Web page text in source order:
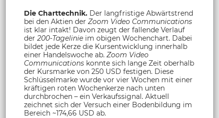
Die Charttechnik. Der langfristige Abwärtstrend
bei den Aktien der Zoom Video Communications
ist klar intakt! Davon zeugt der fallende Verlauf
der 200-Tagelinie im obigen Wochenchart. Dabei
bildet jede Kerze die Kursentwicklung innerhalb
einer Handelswoche ab. Zoom Video
Communications konnte sich lange Zeit oberhalb
der Kursmarke von 250 USD festigen. Diese
Schlüsselmarke wurde vor vier Wochen mit einer
kräftigen roten Wochenkerze nach unten
durchbrochen – ein Verkaufssignal. Aktuell
zeichnet sich der Versuch einer Bodenbildung im
Bereich ~174,66 USD ab.